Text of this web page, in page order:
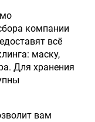
компании
всё
маску,
Для хранения
вам